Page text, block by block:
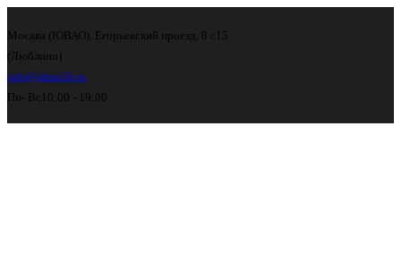
Москва (ЮВАО), Егорьевский проезд, 8 с15
(Люблино)
info@shini56.ru
Пн- Вс 10:00 - 19:00